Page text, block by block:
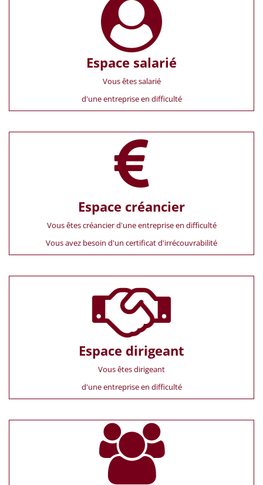
Espace salarié
Vous êtes salarié
d'une entreprise en difficulté
Espace créancier
Vous êtes créancier d'une entreprise en difficulté
Vous avez besoin d'un certificat d'irrécouvrabilité
Espace dirigeant
Vous êtes dirigeant
d'une entreprise en difficulté